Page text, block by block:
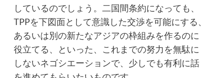
しているのでしょう。二国間条約になっても、
TPPを下図面として意識した交渉を可能にする、
あるいは別の新たなアジアの枠組みを作るのに
役立てる、といった、これまでの努力を無駄に
しないネゴシエーションで、少しでも有利に話